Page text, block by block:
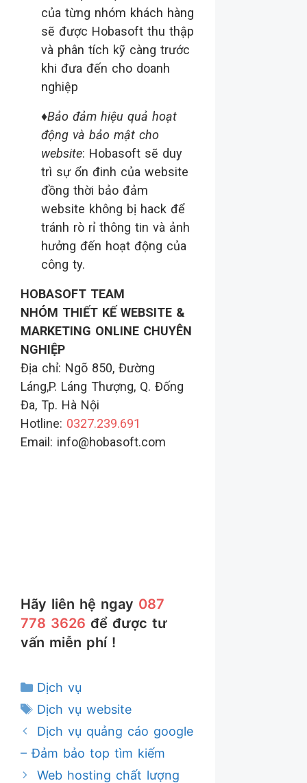
của từng nhóm khách hàng
sẽ được Hobasoft thu thập
và phân tích kỹ càng trước
khi đưa đến cho doanh
nghiệp
♦Bảo đảm hiệu quả hoạt
động và bảo mật cho
website: Hobasoft sẽ duy
trì sự ổn đinh của website
đồng thời bảo đảm
website không bị hack để
tránh rò rỉ thông tin và ảnh
hưởng đến hoạt động của
công ty.
HOBASOFT TEAM
NHÓM THIẾT KẾ WEBSITE &
MARKETING ONLINE CHUYÊN
NGHIỆP
Địa chỉ: Ngõ 850, Đường
Láng,P. Láng Thượng, Q. Đống
Đa, Tp. Hà Nội
Hotline: 0327.239.691
Email: info@hobasoft.com
Hãy liên hệ ngay 087
778 3626 để được tư
vấn miễn phí !
Danh
mục
Dịch vụ
Thẻ
Dịch vụ website
Dịch vụ quảng cáo google
– Đảm bảo top tìm kiếm
Web hosting chất lượng